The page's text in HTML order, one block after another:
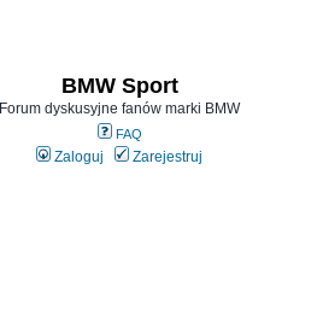
BMW Sport
Forum dyskusyjne fanów marki BMW
FAQ
Zaloguj Zarejestruj